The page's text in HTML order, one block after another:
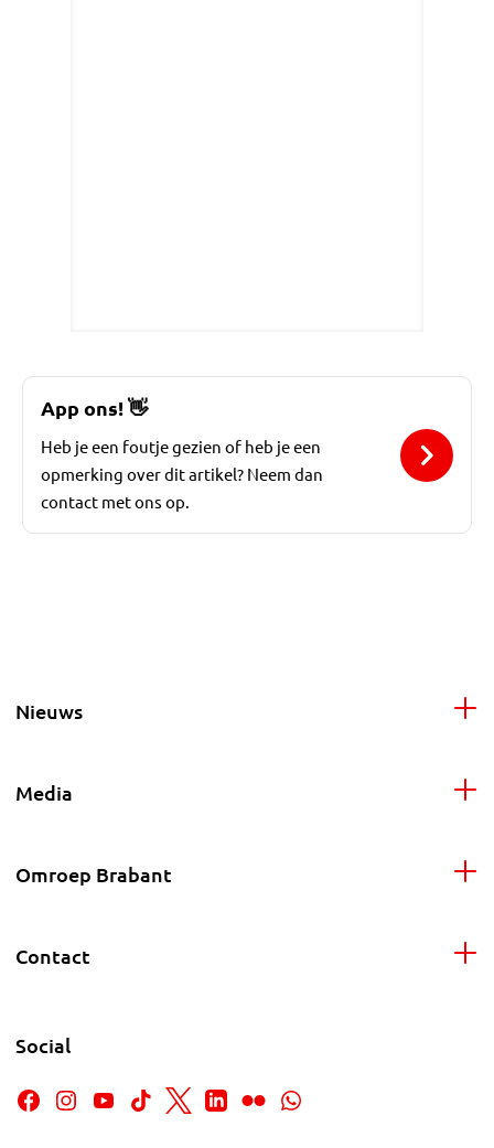
App ons!👋
Heb je een foutje gezien of heb je een
opmerking over dit artikel? Neem dan
contact met ons op.
Nieuws
Media
Omroep Brabant
Contact
Social